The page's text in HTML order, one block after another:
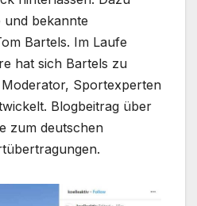
und bekannte
Bartels. Im Laufe
hat sich Bartels zu
Sportexperten
Blogbeitrag über
zum deutschen